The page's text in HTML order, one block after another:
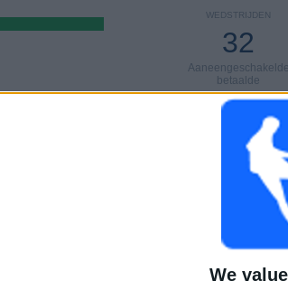
We
WEDSTRIJDEN
32
Aaneengeschakelde
betaalde
TOTAAL
2
Championship